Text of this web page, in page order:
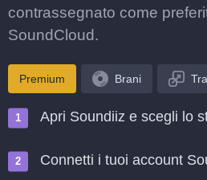
contrassegnato come
SoundCloud.
Premium Brani
Apri Soundiiz e scegli lo
Connetti i tuoi account